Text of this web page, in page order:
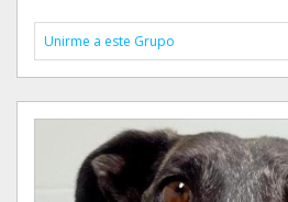
Unirme a este Grupo